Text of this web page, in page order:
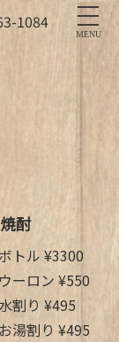
MENU
1084
焼酎
トル ¥3300
ーロン ¥550
割り ¥495
湯割り ¥495